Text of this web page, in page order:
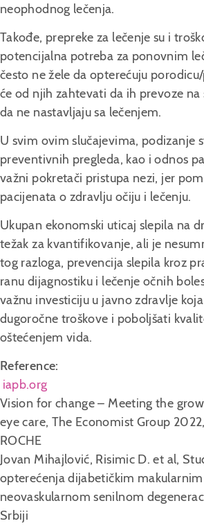
neophodnog lečenja.
Takođe, prepreke za lečenje su i
potencijalna potreba za ponovnim
često ne žele da opterećuju
će od njih zahtevati da ih prevoze na
da ne nastavljaju sa lečenjem.
U svim ovim slučajevima, podizanje
preventivnih pregleda, kao i odnos
važni pokretači pristupa nezi, jer
pacijenata o zdravlju očiju i lečenju.
Ukupan ekonomski uticaj slepila na
težak za kvantifikovanje, ali je
tog razloga, prevencija slepila kroz
ranu dijagnostiku i lečenje očnih
važnu investiciju u javno zdravlje
dugoročne troškove i poboljšati
oštećenjem vida.
Reference:
iapb.org
Vision for change – Meeting the
eye care, The Economist Group
ROCHE
Jovan Mihajlović, Risimic D. et al,
opterećenja dijabetičkim
neovaskularnom senilnom
Srbiji